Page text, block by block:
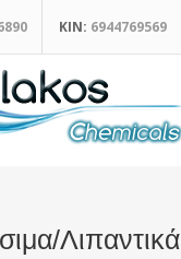
ΚΙΝ: 6944769569
Λιπαντικά